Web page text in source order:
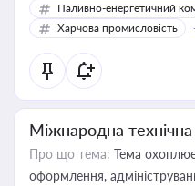
Паливно-енергетичний
Харчова промисловість
Міжнародна
Про що тема: Тема
оформлення,